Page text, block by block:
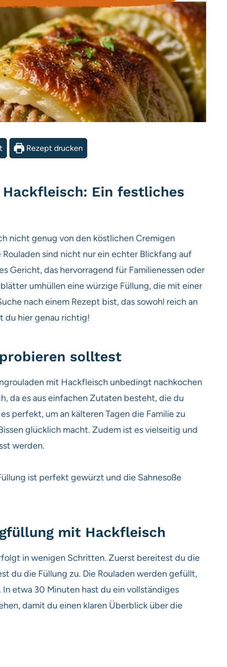
Rezept drucken
Ein festliches
nicht genug von den köstlichen Cremigen
sind nicht nur ein echter Blickfang auf
Gericht, das hervorragend für Familienessen oder
umhüllen eine würzige Füllung, die mit einer
nach einem Rezept bist, das sowohl reich an
du hier genau richtig!
solltest
mit Hackfleisch unbedingt nachkochen
da es aus einfachen Zutaten besteht, die du
perfekt, um an kälteren Tagen die Familie zu
glücklich macht. Zudem ist es vielseitig und
werden.
ist perfekt gewürzt und die Sahnesoße
mit Hackfleisch
in wenigen Schritten. Zuerst bereitest du die
du die Füllung zu. Die Rouladen werden gefüllt,
etwa 30 Minuten hast du ein vollständiges
damit du einen klaren Überblick über die